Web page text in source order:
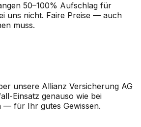
50–100% Aufschlag für
uns nicht. Faire Preise — auch
muss.
unsere Allianz Versicherung AG
Einsatz genauso wie bei
— für Ihr gutes Gewissen.